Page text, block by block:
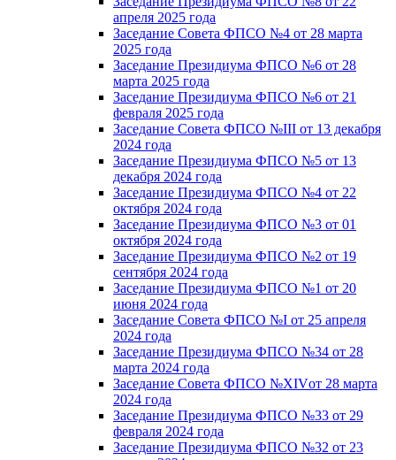
апреля 2025 года
Заседание Совета ФПСО №4 от 28 марта
2025 года
Заседание Президиума ФПСО №6 от 28
марта 2025 года
Заседание Президиума ФПСО №6 от 21
февраля 2025 года
Заседание Совета ФПСО №III от 13 декабря
2024 года
Заседание Президиума ФПСО №5 от 13
декабря 2024 года
Заседание Президиума ФПСО №4 от 22
октября 2024 года
Заседание Президиума ФПСО №3 от 01
октября 2024 года
Заседание Президиума ФПСО №2 от 19
сентября 2024 года
Заседание Президиума ФПСО №1 от 20
июня 2024 года
Заседание Совета ФПСО №I от 25 апреля
2024 года
Заседание Президиума ФПСО №34 от 28
марта 2024 года
Заседание Совета ФПСО №XIVот 28 марта
2024 года
Заседание Президиума ФПСО №33 от 29
февраля 2024 года
Заседание Президиума ФПСО №32 от 23